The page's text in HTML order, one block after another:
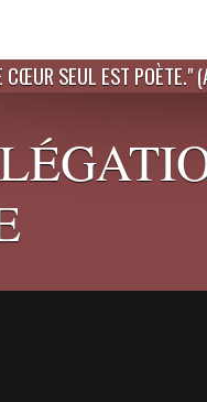
CŒUR SEUL EST POÈTE."